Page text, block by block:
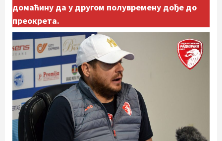
домаћину да у другом полувремену дође до
преокрета.